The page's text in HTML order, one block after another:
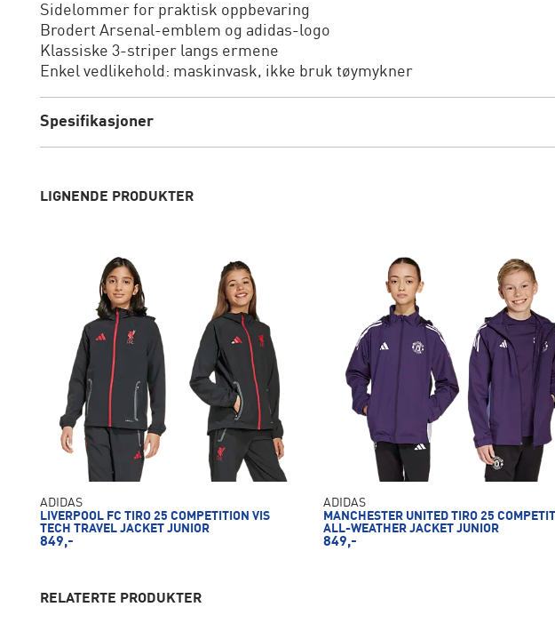
Sidelommer for praktisk oppbevaring
Brodert Arsenal-emblem og adidas-logo
Klassiske 3-striper langs ermene
Enkel vedlikehold: maskinvask, ikke bruk tøymykner
Spesifikasjoner
LIGNENDE PRODUKTER
ADIDAS
LIVERPOOL FC TIRO 25 COMPETITION VIS
TECH TRAVEL JACKET JUNIOR
849,-
ADIDAS
MANCHESTER UNITED TIRO 25
ALL-WEATHER JACKET JUNIOR
849,-
RELATERTE PRODUKTER